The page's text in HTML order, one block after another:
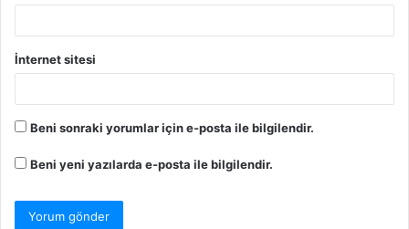
İnternet sitesi
Beni sonraki yorumlar için e-posta ile bilgilendir.
Beni yeni yazılarda e-posta ile bilgilendir.